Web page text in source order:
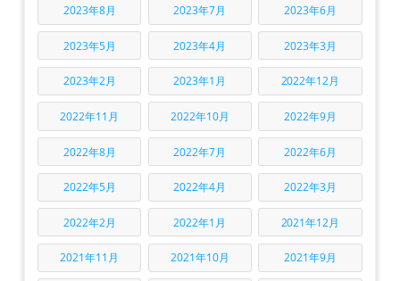
2023年8月 2023年7月 2023年6月
2023年5月 2023年4月 2023年3月
2023年2月 2023年1月 2022年12月
2022年11月 2022年10月 2022年9月
2022年8月 2022年7月 2022年6月
2022年5月 2022年4月 2022年3月
2022年2月 2022年1月 2021年12月
2021年11月 2021年10月 2021年9月